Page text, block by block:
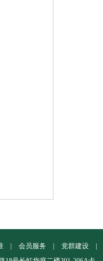
会员服务 党群建设